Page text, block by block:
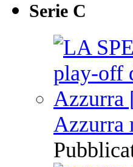
Serie C
Azzurra